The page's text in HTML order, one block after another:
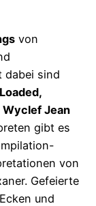
von
dabei sind
Wyclef Jean
gibt es
von
Gefeierte
und